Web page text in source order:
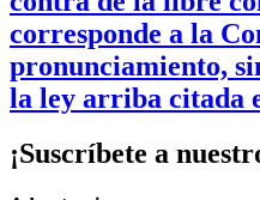
corresponde a la
pronunciamiento,
la ley arriba citada
¡Suscríbete a